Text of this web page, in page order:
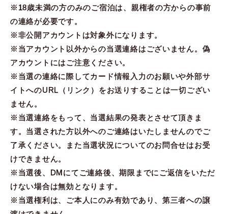
※18歳未満の方のみのご宿泊は、親権者の方からの事前
の連絡が必要です。
※非公開アカウントは対象外になります。
※当アカウント以外からの当選連絡はございません。偽
アカウントにはご注意ください。
※当選の連絡に際してカード情報入力のお願いや外部サ
イトへのURL（リンク）をお送りすることは一切ござい
ません。
※当選連絡をもって、当選結果の発表とさせて頂きま
す。当選された方以外へのご連絡はいたしませんのでご
了承ください。また当選状況についてのお問合せはお受
けできません。
※当選後、DMにてご連絡後、期限までにご返信をいただ
けない場合は無効となります。
※当選権利は、ご本人にのみ有効であり、第三者への譲